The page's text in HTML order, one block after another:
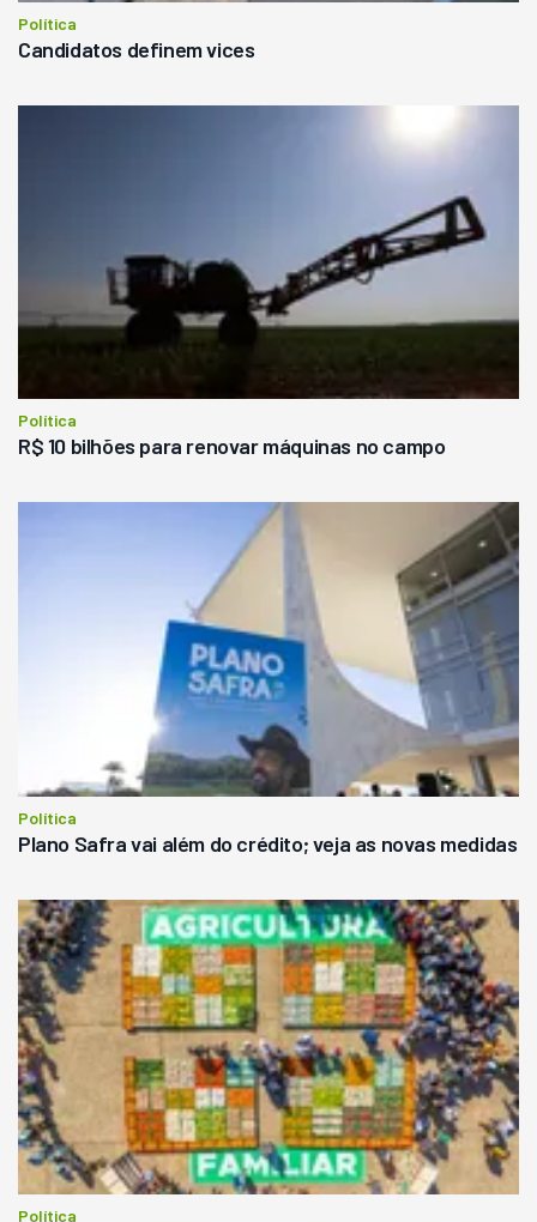
Política
Candidatos definem vices
Política
R$ 10 bilhões para renovar máquinas no campo
Política
Plano Safra vai além do crédito; veja as novas medidas
Política